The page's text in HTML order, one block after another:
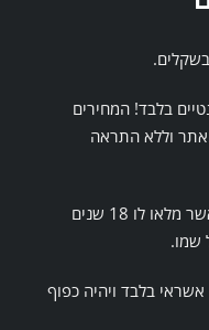
בלבד! המחירים
וללא התראה
ביצוע הזמנה יתאפשר על ידי כל אדם אשר מלאו לו 18 שנים
שמו.
בלבד ויהיה כפוף